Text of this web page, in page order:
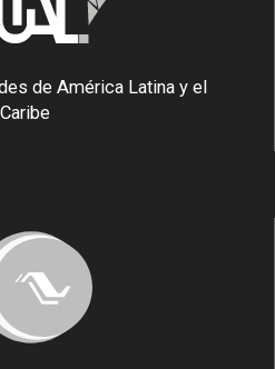
de América Latina y el
Caribe